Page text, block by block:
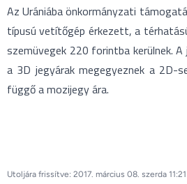
Az Urániába önkormányzati
típusú vetítőgép érkezett, a
szemüvegek 220 forintba kerülnek.
a 3D jegyárak megegyeznek a 2D-
függő a mozijegy ára.
Utoljára frissítve: 2017. március 08. szerda 11:21